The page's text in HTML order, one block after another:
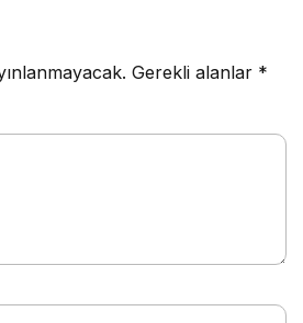
Gerekli alanlar *